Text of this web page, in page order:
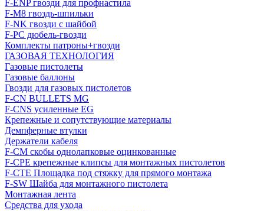
F-ENP гвозди для профнастила
F-M8 гвоздь-шпильки
F-NK гвозди с шайбой
F-PC дюбель-гвозди
Комплекты патроны+гвозди
ГАЗОВАЯ ТЕХНОЛОГИЯ
Газовые пистолеты
Газовые баллоны
Гвозди для газовых пистолетов
F-CN BULLETS MG
F-CNS усиленные EG
Крепежные и сопутствующие материалы
Демпферные втулки
Держатели кабеля
F-CM скобы однолапковые оцинкованные
F-CPE крепежные клипсы для монтажных пистолетов
F-CTE Площадка под стяжку для прямого монтажа
F-SW Шайба для монтажного пистолета
Монтажная лента
Средства для ухода